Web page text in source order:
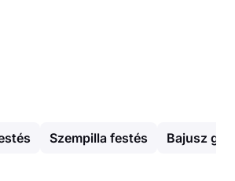
Szempilla festés Bajusz